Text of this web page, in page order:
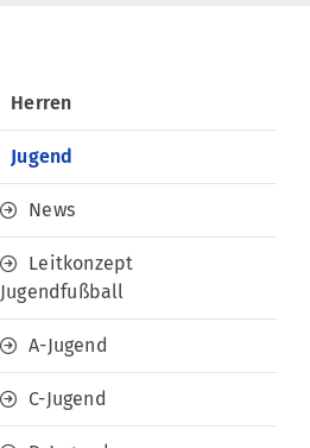
Herren
Jugend
News
Leitkonzept
Jugendfußball
A-Jugend
C-Jugend